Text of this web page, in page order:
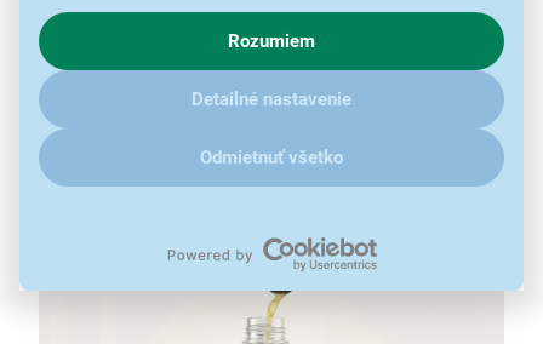
o chovaní na webe pre zobrazovaní cielených reklám.
V prípade že vás zaujímajú detaily, ako u nás s cookies a
ďalšími údaji pracujeme, kliknitesem.
Rozumiem
Detailné nastavenie
Odmietnuť všetko
příchuť 7UP Zero
36 porcií nápojov